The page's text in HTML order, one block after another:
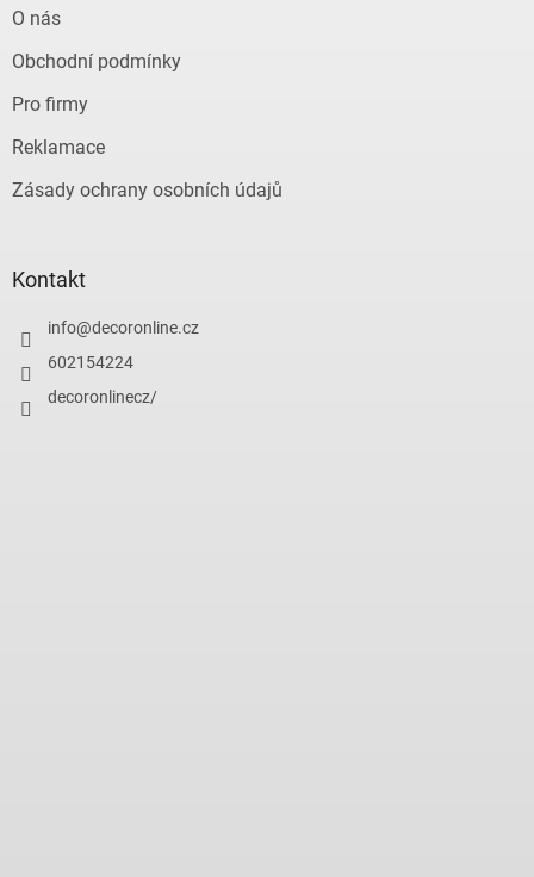
O nás
Obchodní podmínky
Pro firmy
Reklamace
Zásady ochrany osobních údajů
Kontakt
info@decoronline.cz
602154224
decoronlinecz/